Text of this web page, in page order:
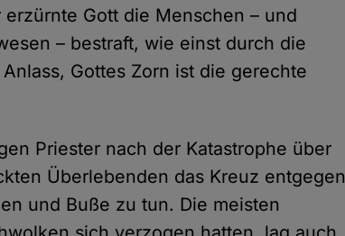
Gott die Menschen – und
– bestraft, wie einst durch die
Gottes Zorn ist die gerechte
Priester nach der Katastrophe über
Überlebenden das Kreuz entgegen
und Buße zu tun. Die meisten